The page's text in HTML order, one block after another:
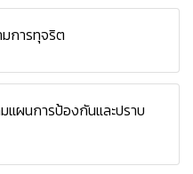
การทุจริต
แผนการป้องกันและปราบ